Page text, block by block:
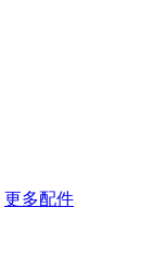
更多配件